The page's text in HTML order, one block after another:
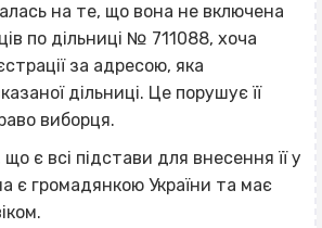
на те, що вона не включена
по дільниці № 711088, хоча
за адресою, яка
дільниці. Це порушує її
виборця.
є всі підстави для внесення її у
є громадянкою України та має